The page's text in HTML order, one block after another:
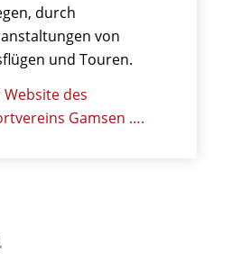
durch
von
und Touren.
Website des
Gamsen ….